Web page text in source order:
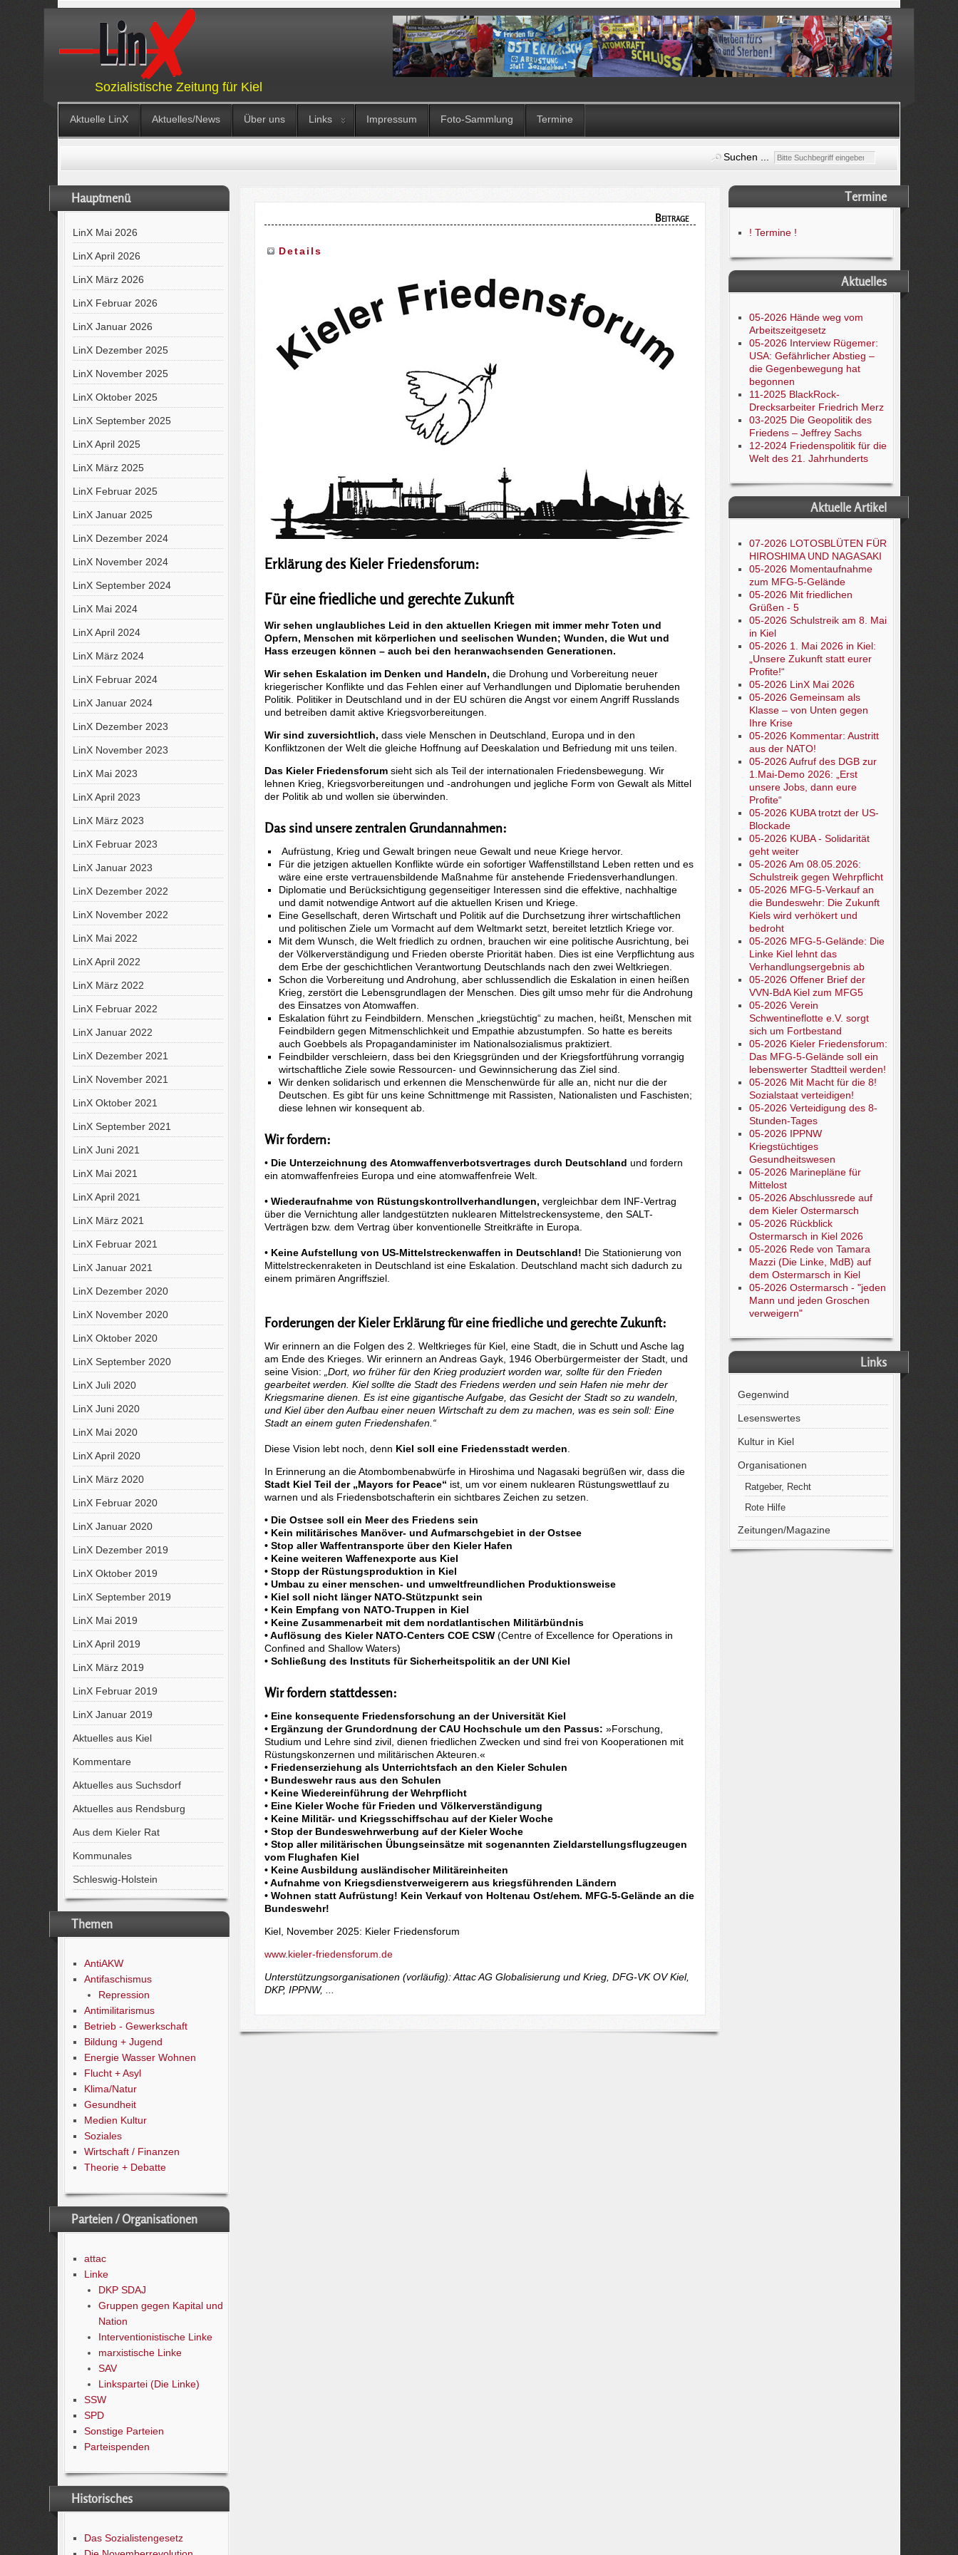
Sozialistische Zeitung für Kiel
Aktuelle LinX Aktuelles/News Über uns Links Impressum Foto-Sammlung Termine
Suchen ...
Hauptmenü
LinX Mai 2026
LinX April 2026
LinX März 2026
LinX Februar 2026
LinX Januar 2026
LinX Dezember 2025
LinX November 2025
LinX Oktober 2025
LinX September 2025
LinX April 2025
LinX März 2025
LinX Februar 2025
LinX Januar 2025
LinX Dezember 2024
LinX November 2024
LinX September 2024
LinX Mai 2024
LinX April 2024
LinX März 2024
LinX Februar 2024
LinX Januar 2024
LinX Dezember 2023
LinX November 2023
LinX Mai 2023
LinX April 2023
LinX März 2023
LinX Februar 2023
LinX Januar 2023
LinX Dezember 2022
LinX November 2022
LinX Mai 2022
LinX April 2022
LinX März 2022
LinX Februar 2022
LinX Januar 2022
LinX Dezember 2021
LinX November 2021
LinX Oktober 2021
LinX September 2021
LinX Juni 2021
LinX Mai 2021
LinX April 2021
LinX März 2021
LinX Februar 2021
LinX Januar 2021
LinX Dezember 2020
LinX November 2020
LinX Oktober 2020
LinX September 2020
LinX Juli 2020
LinX Juni 2020
LinX Mai 2020
LinX April 2020
LinX März 2020
LinX Februar 2020
LinX Januar 2020
LinX Dezember 2019
LinX Oktober 2019
LinX September 2019
LinX Mai 2019
LinX April 2019
LinX März 2019
LinX Februar 2019
LinX Januar 2019
Aktuelles aus Kiel
Kommentare
Aktuelles aus Suchsdorf
Aktuelles aus Rendsburg
Aus dem Kieler Rat
Kommunales
Schleswig-Holstein
Themen
AntiAKW
Antifaschismus
Repression
Antimilitarismus
Betrieb - Gewerkschaft
Bildung + Jugend
Energie Wasser Wohnen
Flucht + Asyl
Klima/Natur
Gesundheit
Medien Kultur
Soziales
Wirtschaft / Finanzen
Theorie + Debatte
Parteien / Organisationen
attac
Linke
DKP SDAJ
Gruppen gegen Kapital und
Nation
Interventionistische Linke
marxistische Linke
SAV
Linkspartei (Die Linke)
SSW
SPD
Sonstige Parteien
Parteispenden
Historisches
Das Sozialistengesetz
Beiträge
Details
Erklärung des Kieler Friedensforum:
Für eine friedliche und gerechte Zukunft
Wir sehen unglaubliches Leid in den aktuellen Kriegen mit immer mehr Toten und
Opfern, Menschen mit körperlichen und seelischen Wunden; Wunden, die Wut und
Hass erzeugen können – auch bei den heranwachsenden Generationen.
Wir sehen Eskalation im Denken und Handeln, die Drohung und Vorbereitung neuer
kriegerischer Konflikte und das Fehlen einer auf Verhandlungen und Diplomatie beruhenden
Politik. Politiker in Deutschland und in der EU schüren die Angst vor einem Angriff Russlands
und betreiben damit aktive Kriegsvorbereitungen.
Wir sind zuversichtlich, dass viele Menschen in Deutschland, Europa und in den
Konfliktzonen der Welt die gleiche Hoffnung auf Deeskalation und Befriedung mit uns teilen.
Das Kieler Friedensforumsieht sich als Teil der internationalen Friedensbewegung. Wir
lehnen Krieg, Kriegsvorbereitungen und -androhungen und jegliche Form von Gewalt als Mittel
der Politik ab und wollen sie überwinden.
Das sind unsere zentralen Grundannahmen:
Aufrüstung, Krieg und Gewalt bringen neue Gewalt und neue Kriege hervor.
Für die jetzigen aktuellen Konflikte würde ein sofortiger Waffenstillstand Leben retten und es
wäre eine erste vertrauensbildende Maßnahme für anstehende Friedensverhandlungen.
Diplomatie und Berücksichtigung gegenseitiger Interessen sind die effektive, nachhaltige
und damit notwendige Antwort auf die aktuellen Krisen und Kriege.
Eine Gesellschaft, deren Wirtschaft und Politik auf die Durchsetzung ihrer wirtschaftlichen
und politischen Ziele um Vormacht auf dem Weltmarkt setzt, bereitet letztlich Kriege vor.
Mit dem Wunsch, die Welt friedlich zu ordnen, brauchen wir eine politische Ausrichtung, bei
der Völkerverständigung und Frieden oberste Priorität haben. Dies ist eine Verpflichtung aus
dem Erbe der geschichtlichen Verantwortung Deutschlands nach den zwei Weltkriegen.
Schon die Vorbereitung und Androhung, aber schlussendlich die Eskalation in einen heißen
Krieg, zerstört die Lebensgrundlagen der Menschen. Dies gilt umso mehr für die Androhung
des Einsatzes von Atomwaffen.
Eskalation führt zu Feindbildern. Menschen „kriegstüchtig“ zu machen, heißt, Menschen mit
Feindbildern gegen Mitmenschlichkeit und Empathie abzustumpfen. So hatte es bereits
auch Goebbels als Propagandaminister im Nationalsozialismus praktiziert.
Feindbilder verschleiern, dass bei den Kriegsgründen und der Kriegsfortführung vorrangig
wirtschaftliche Ziele sowie Ressourcen- und Gewinnsicherung das Ziel sind.
Wir denken solidarisch und erkennen die Menschenwürde für alle an, nicht nur die der
Deutschen. Es gibt für uns keine Schnittmenge mit Rassisten, Nationalisten und Faschisten;
diese lehnen wir konsequent ab.
Wir fordern:
• Die Unterzeichnung des Atomwaffenverbotsvertrages durch Deutschland und fordern
ein atomwaffenfreies Europa und eine atomwaffenfreie Welt.
• Wiederaufnahme von Rüstungskontrollverhandlungen, vergleichbar dem INF-Vertrag
über die Vernichtung aller landgestützten nuklearen Mittelstreckensysteme, den SALT-
Verträgen bzw. dem Vertrag über konventionelle Streitkräfte in Europa.
• Keine Aufstellung von US-Mittelstreckenwaffen in Deutschland! Die Stationierung von
Mittelstreckenraketen in Deutschland ist eine Eskalation. Deutschland macht sich dadurch zu
einem primären Angriffsziel.
Forderungen der Kieler Erklärung für eine friedliche und gerechte Zukunft:
Wir erinnern an die Folgen des 2. Weltkrieges für Kiel, eine Stadt, die in Schutt und Asche lag
am Ende des Krieges. Wir erinnern an Andreas Gayk, 1946 Oberbürgermeister der Stadt, und
seine Vision:
„Dort, wo früher für den Krieg produziert worden war, sollte für den Frieden
gearbeitet werden. Kiel sollte die Stadt des Friedens werden und sein Hafen nie mehr der
Kriegsmarine dienen. Es ist eine gigantische Aufgabe, das Gesicht der Stadt so zu wandeln,
und Kiel über den Aufbau einer neuen Wirtschaft zu dem zu machen, was es sein soll: Eine
Stadt an einem guten Friedenshafen.“
Diese Vision lebt noch, denn Kiel soll eine Friedensstadt werden
In Erinnerung an die Atombombenabwürfe in Hiroshima und Nagasaki begrüßen wir, dass die
Stadt Kiel Teil der „Mayors for Peace“ ist, um vor einem nuklearen Rüstungswettlauf zu
warnen und als Friedensbotschafterin ein sichtbares Zeichen zu setzen.
• Die Ostsee soll ein Meer des Friedens sein
• Kein militärisches Manöver- und Aufmarschgebiet in der Ostsee
• Stop aller Waffentransporte über den Kieler Hafen
• Keine weiteren Waffenexporte aus Kiel
• Stopp der Rüstungsproduktion in Kiel
• Umbau zu einer menschen- und umweltfreundlichen Produktionsweise
• Kiel soll nicht länger NATO-Stützpunkt sein
• Kein Empfang von NATO-Truppen in Kiel
• Keine Zusammenarbeit mit dem nordatlantischen Militärbündnis
• Auflösung des Kieler NATO-Centers COE CSW(Centre of Excellence for Operations in
Confined and Shallow Waters)
• Schließung des Instituts für Sicherheitspolitik an der UNI Kiel
Wir fordern stattdessen:
• Eine konsequente Friedensforschung an der Universität Kiel
• Ergänzung der Grundordnung der CAU Hochschule um den Passus: »Forschung,
Studium und Lehre sind zivil, dienen friedlichen Zwecken und sind frei von Kooperationen mit
Rüstungskonzernen und militärischen Akteuren.«
• Friedenserziehung als Unterrichtsfach an den Kieler Schulen
• Bundeswehr raus aus den Schulen
• Keine Wiedereinführung der Wehrpflicht
• Eine Kieler Woche für Frieden und Völkerverständigung
• Keine Militär- und Kriegsschiffschau auf der Kieler Woche
• Stop der Bundeswehrwerbung auf der Kieler Woche
• Stop aller militärischen Übungseinsätze mit sogenannten Zieldarstellungsflugzeugen
vom Flughafen Kiel
• Keine Ausbildung ausländischer Militäreinheiten
• Aufnahme von Kriegsdienstverweigerern aus kriegsführenden Ländern
• Wohnen statt Aufrüstung! Kein Verkauf von Holtenau Ost/ehem. MFG-5-Gelände an die
Bundeswehr!
Kiel, November 2025: Kieler Friedensforum
www.kieler-friedensforum.de
Unterstützungsorganisationen (vorläufig): Attac AG Globalisierung und Krieg, DFG-VK OV Kiel,
DKP, IPPNW, ...
Termine
! Termine !
Aktuelles
05-2026 Hände weg vom
Arbeitszeitgesetz
05-2026 Interview Rügemer:
USA: Gefährlicher Abstieg –
die Gegenbewegung hat
begonnen
11-2025 BlackRock-
Drecksarbeiter Friedrich Merz
03-2025 Die Geopolitik des
Friedens – Jeffrey Sachs
12-2024 Friedenspolitik für die
Welt des 21. Jahrhunderts
Aktuelle Artikel
07-2026 LOTOSBLÜTEN FÜR
HIROSHIMA UND NAGASAKI
05-2026 Momentaufnahme
zum MFG-5-Gelände
05-2026 Mit friedlichen
Grüßen - 5
05-2026 Schulstreik am 8. Mai
in Kiel
05-2026 1. Mai 2026 in Kiel:
„Unsere Zukunft statt eurer
Profite!“
05-2026 LinX Mai 2026
05-2026 Gemeinsam als
Klasse – von Unten gegen
Ihre Krise
05-2026 Kommentar: Austritt
aus der NATO!
05-2026 Aufruf des DGB zur
1.Mai-Demo 2026: „Erst
unsere Jobs, dann eure
Profite“
05-2026 KUBA trotzt der US-
Blockade
05-2026 KUBA - Solidarität
geht weiter
05-2026 Am 08.05.2026:
Schulstreik gegen Wehrpflicht
05-2026 MFG-5-Verkauf an
die Bundeswehr: Die Zukunft
Kiels wird verhökert und
bedroht
05-2026 MFG-5-Gelände: Die
Linke Kiel lehnt das
Verhandlungsergebnis ab
05-2026 Offener Brief der
VVN-BdA Kiel zum MFG5
05-2026 Verein
Schwentineflotte e.V. sorgt
sich um Fortbestand
05-2026 Kieler Friedensforum:
Das MFG-5-Gelände soll ein
lebenswerter Stadtteil werden!
05-2026 Mit Macht für die 8!
Sozialstaat verteidigen!
05-2026 Verteidigung des 8-
Stunden-Tages
05-2026 IPPNW
Kriegstüchtiges
Gesundheitswesen
05-2026 Marinepläne für
Mittelost
05-2026 Abschlussrede auf
dem Kieler Ostermarsch
05-2026 Rückblick
Ostermarsch in Kiel 2026
05-2026 Rede von Tamara
Mazzi (Die Linke, MdB) auf
dem Ostermarsch in Kiel
05-2026 Ostermarsch - "jeden
Mann und jeden Groschen
verweigern"
Links
Gegenwind
Lesenswertes
Kultur in Kiel
Organisationen
Ratgeber, Recht
Rote Hilfe
Zeitungen/Magazine